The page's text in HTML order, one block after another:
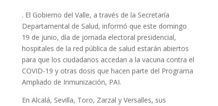
. El Gobierno del Valle, a través de la Secretaría
Departamental de Salud, informó que este domingo
19 de junio, día de jornada electoral presidencial,
hospitales de la red pública de salud estarán abiertos
para que los ciudadanos accedan a la vacuna contra el
COVID-19 y otras dosis que hacen parte del Programa
Ampliado de Inmunización, PAI.
En Alcalá, Sevilla, Toro, Zarzal y Versalles, sus